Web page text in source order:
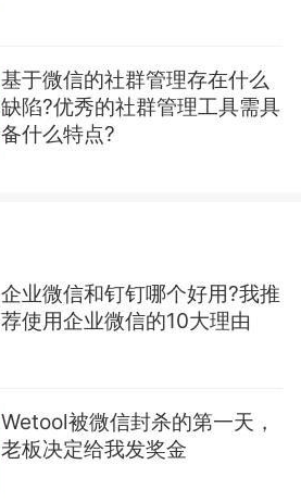
基于微信的社群管理存在什么
缺陷?优秀的社群管理工具需具
备什么特点?
企业微信和钉钉哪个好用?我推
荐使用企业微信的10大理由
Wetool被微信封杀的第一天，
老板决定给我发奖金